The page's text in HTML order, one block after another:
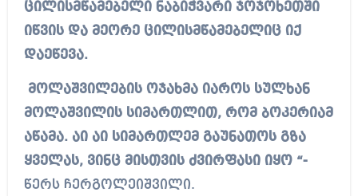
ცილისმწამებელი ნაბიჭვარი ჯოჯოხეთში
იწვის და მეორე ცილისმწამებელიც იქ
დაეწევა.
მოლაშვილების ოჯახმა იაროს სულხან
მოლაშვილის სიმართლით, რომ ბოკერიამ
აწამა. აი აი სიმართლემ გაუნათოს გზა
ყველას, ვინც მისთვის ძვირფასი იყო “-
წერს ჩერგოლეიშვილი.